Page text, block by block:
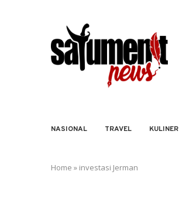
NASIONAL TRAVEL KULINER
Home » investasi Jerman